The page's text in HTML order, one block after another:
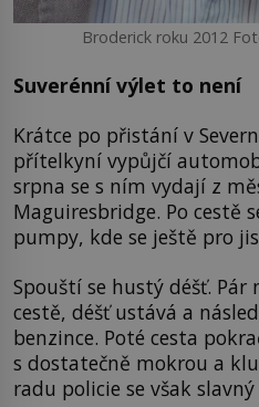
Broderick roku 2012
Suverénní výlet to není
Krátce po přistání v
přítelkyní vypůjčí
srpna se s ním vydají z
Maguiresbridge. Po cestě
pumpy, kde se ještě pro
Spouští se hustý déšť. Pár
cestě, déšť ustává a
benzince. Poté cesta
s dostatečně mokrou a
radu policie se však